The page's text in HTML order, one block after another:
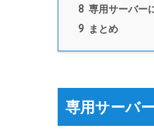
8 専用サーバー
9 まとめ
専用サーバ